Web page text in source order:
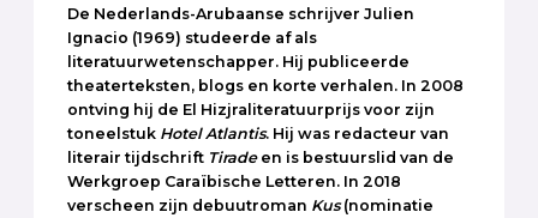
De Nederlands-Arubaanse schrijver Julien
Ignacio (1969) studeerde af als
literatuurwetenschapper. Hij publiceerde
theaterteksten, blogs en korte verhalen. In 2008
ontving hij de El Hizjraliteratuurprijs voor zijn
toneelstuk Hotel Atlantis. Hij was redacteur van
literair tijdschrift Tiradeen is bestuurslid van de
Werkgroep Caraïbische Letteren. In 2018
verscheen zijn debuutroman Kus(nominatie